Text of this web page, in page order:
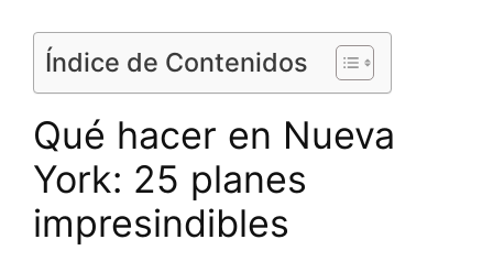
Índice de Contenidos
Qué hacer en Nueva
York: 25 planes
impresindibles